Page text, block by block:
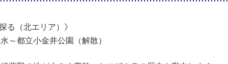
る（北エリア）》
～都立小金井公園（解散）